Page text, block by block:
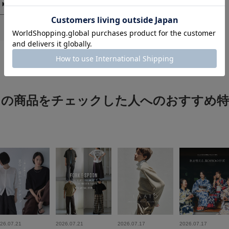
商品をチェックした人へのおすすめ
2026.07.21 2026.07.17 2026.07.17